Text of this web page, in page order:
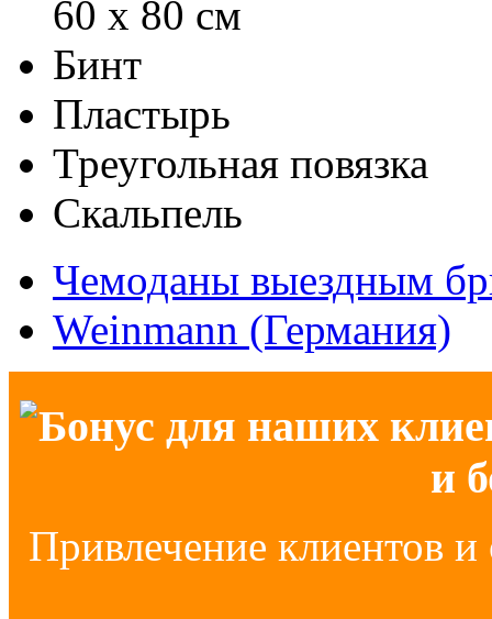
60 х 80 см
Бинт
Пластырь
Треугольная повязка
Скальпель
Чемоданы выездным
Weinmann (Германия)
Бонус для наших
и
Привлечение клиентов и